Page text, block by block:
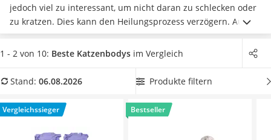
Magnesiumpräparat
Katzenklappe
Nackenmassagegerät
Zeckenschutz Katze
Philips-Sonicare-Zahnbürste
Mineralfutter Pferd
Massagegerät
jedoch viel zu interessant, um nicht daran zu schlecken oder
zu kratzen. Dies kann den Heilungsprozess verzögern. Aus
diesem Grund raten Online-Tests zu einem Katzenbody.
Dieser schafft eineBarriere zur Wunde. Schlecken und
sich vollständigauf die Genesung konzentrieren.
atmungsaktiv . In der Tabelle unseres Vergleichs haben wir
einige Modelle für Sie zusammengestellt. Überzeugt hat uns
hier im August 2026 besonders das Modell
1 - 2 von 10: Beste Katzenbodys im Vergleich
Stand: 06.08.2026 Produkte filtern
Vergleichssieger Bestseller